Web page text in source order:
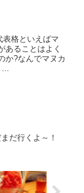
表格といえばマ
あることはよく
か?なんでマヌカ
だ行くよ～！